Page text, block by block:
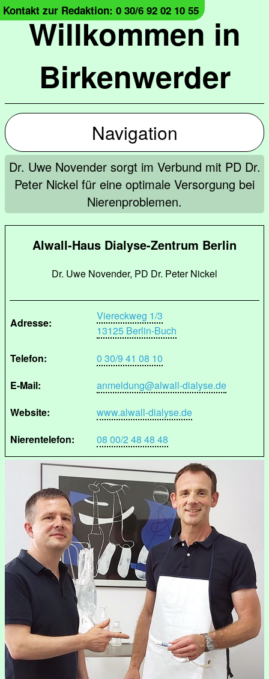
Willkommen in
Birkenwerder
Kontakt zur Redaktion: 0 30/6 92 02 10 55
Navigation
Dr. Uwe Novender sorgt im Verbund mit PD Dr.
Peter Nickel für eine optimale Versorgung bei
Nierenproblemen.
Alwall-Haus Dialyse-Zentrum Berlin
Dr. Uwe Novender, PD Dr. Peter Nickel
Adresse:
Viereckweg 1/3
13125 Berlin-Buch
Telefon:
0 30/9 41 08 10
E-Mail:
anmeldung@alwall-dialyse.de
Website:
www.alwall-dialyse.de
Nierentelefon:
08 00/2 48 48 48